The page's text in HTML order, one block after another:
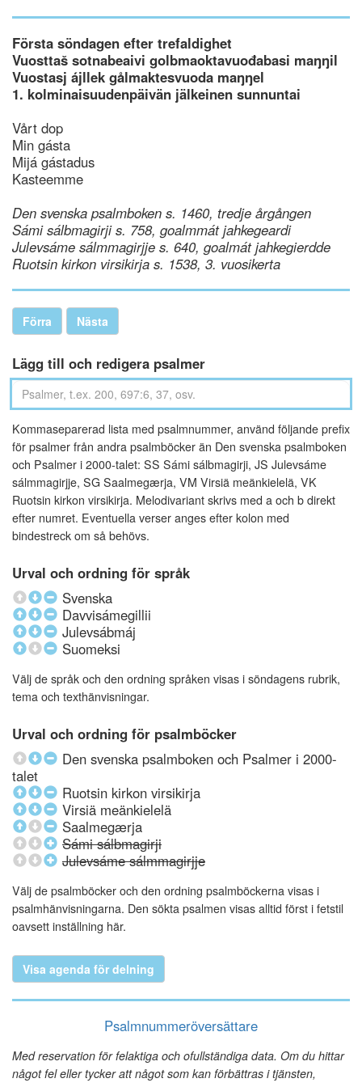
Första söndagen efter trefaldighet
Vuosttaš sotnabeaivi golbmaoktavuođabasi maŋŋil
Vuostasj ájllek gålmaktesvuoda maŋŋel
1. kolminaisuudenpäivän jälkeinen sunnuntai
Vårt dop
Min gásta
Mijá gástadus
Kasteemme
Den svenska psalmboken s. 1460, tredje årgången
Sámi sálbmagirji s. 758, goalmmát jahkegeardi
Julevsáme sálmmagirjje s. 640, goalmát jahkegierdde
Ruotsin kirkon virsikirja s. 1538, 3. vuosikerta
Förra Nästa
Lägg till och redigera psalmer
Kommaseparerad lista med psalmnummer, använd följande prefix
för psalmer från andra psalmböcker än Den svenska psalmboken
och Psalmer i 2000-talet: SS Sámi sálbmagirji, JS Julevsáme
sálmmagirjje, SG Saalmegærja, VM Virsiä meänkielelä, VK
Ruotsin kirkon virsikirja. Melodivariant skrivs med a och b direkt
efter numret. Eventuella verser anges efter kolon med
bindestreck om så behövs.
Urval och ordning för språk
Svenska
Davvisámegillii
Julevsábmáj
Suomeksi
Välj de språk och den ordning språken visas i söndagens rubrik,
tema och texthänvisningar.
Urval och ordning för psalmböcker
Den svenska psalmboken och Psalmer i 2000-
talet
Ruotsin kirkon virsikirja
Virsiä meänkielelä
Saalmegærja
Sámi sálbmagirji
Julevsáme sálmmagirjje
Välj de psalmböcker och den ordning psalmböckerna visas i
psalmhänvisningarna. Den sökta psalmen visas alltid först i fetstil
oavsett inställning här.
Visa agenda för delning
Psalmnummeröversättare
Med reservation för felaktiga och ofullständiga data. Om du hittar
något fel eller tycker att något som kan förbättras i tjänsten,